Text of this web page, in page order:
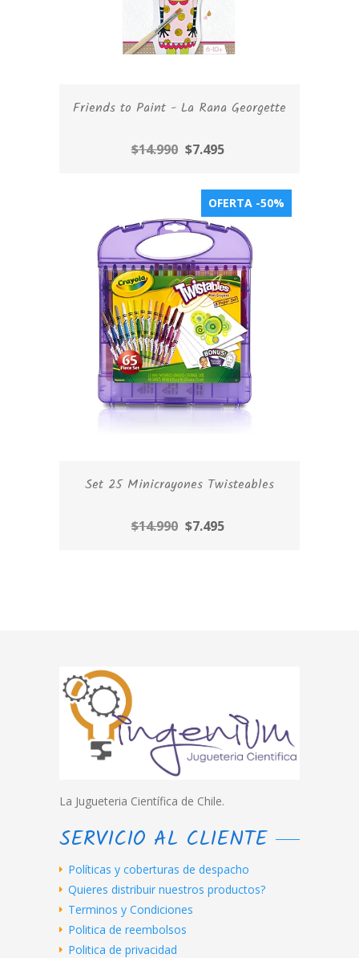
Friends to Paint - La Rana Georgette
$14.990 $7.495
OFERTA -50%
Set 25 Minicrayones Twisteables
$14.990 $7.495
La Jugueteria Científica de Chile.
SERVICIO AL CLIENTE
Políticas y coberturas de despacho
Quieres distribuir nuestros productos?
Terminos y Condiciones
Politica de reembolsos
Politica de privacidad